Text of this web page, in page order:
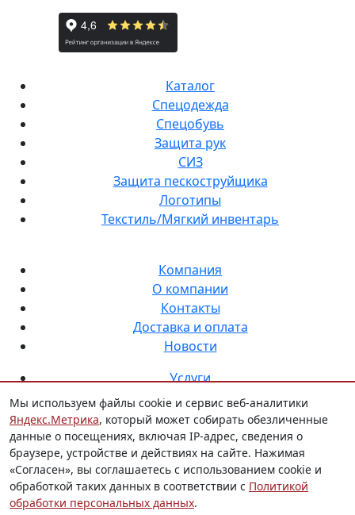
Каталог
Спецодежда
Спецобувь
Защита рук
СИЗ
Защита пескоструйщика
Логотипы
Текстиль/Мягкий инвентарь
Компания
О компании
Контакты
Доставка и оплата
Новости
Услуги
Нанесение логотипа на спецодежду
Индивидуальный пошив
Аутсорсинг снабжения СИЗ
© 2015 - 2026 Новатор
Мы используем файлы cookie и сервис веб-аналитики
Яндекс.Метрика, который может собирать обезличенные
данные о посещениях, включая IP-адрес, сведения о
браузере, устройстве и действиях на сайте. Нажимая
«Согласен», вы соглашаетесь с использованием cookie и
обработкой таких данных в соответствии с Политикой
обработки персональных данных.